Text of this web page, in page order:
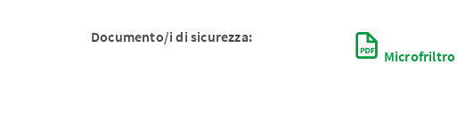
Documento/i di sicurezza:
Microfriltro